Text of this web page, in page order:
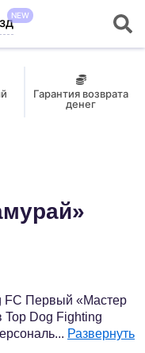
NEW
Гарантия возврата
денег
FC Первый «Мастер
Top Dog Fighting
... Развернуть